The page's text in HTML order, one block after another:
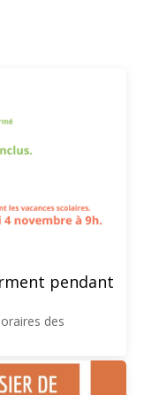
pendant
des